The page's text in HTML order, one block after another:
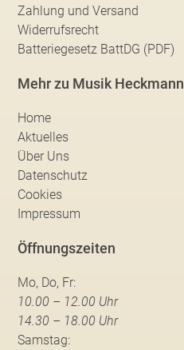
Zahlung und Versand
Widerrufsrecht
Batteriegesetz BattDG (PDF)
Mehr zu Musik Heckmann
Home
Aktuelles
Über Uns
Datenschutz
Cookies
Impressum
Öffnungszeiten
Mo, Do, Fr:
10.00 – 12.00 Uhr
14.30 – 18.00 Uhr
Samstag: